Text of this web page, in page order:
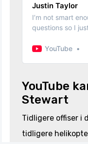
Justin Taylor
I’m not smart
questions so I
endorsed by the
YouTube
YouTube
Stewart
Tidligere offiser i
tidligere